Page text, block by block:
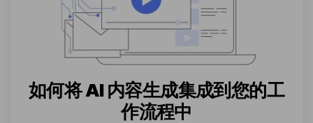
如何将 AI 内容生成集成到您的工
作流程中